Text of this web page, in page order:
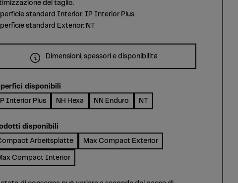
del taglio.
standard Interior: IP Interior Plus
standard Exterior: NT
Dimensioni, spessori e disponibilità
disponibili
Interior Plus NH Hexa NN Enduro NT
disponibili
Arbeitsplatte Max Compact Exterior
Compact Interior